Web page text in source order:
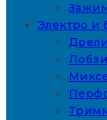
Электро и